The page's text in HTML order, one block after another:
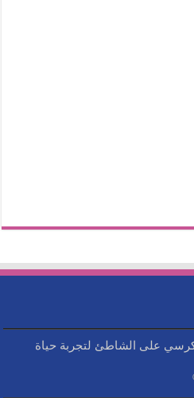
على الشاطئ لتجربة حياة